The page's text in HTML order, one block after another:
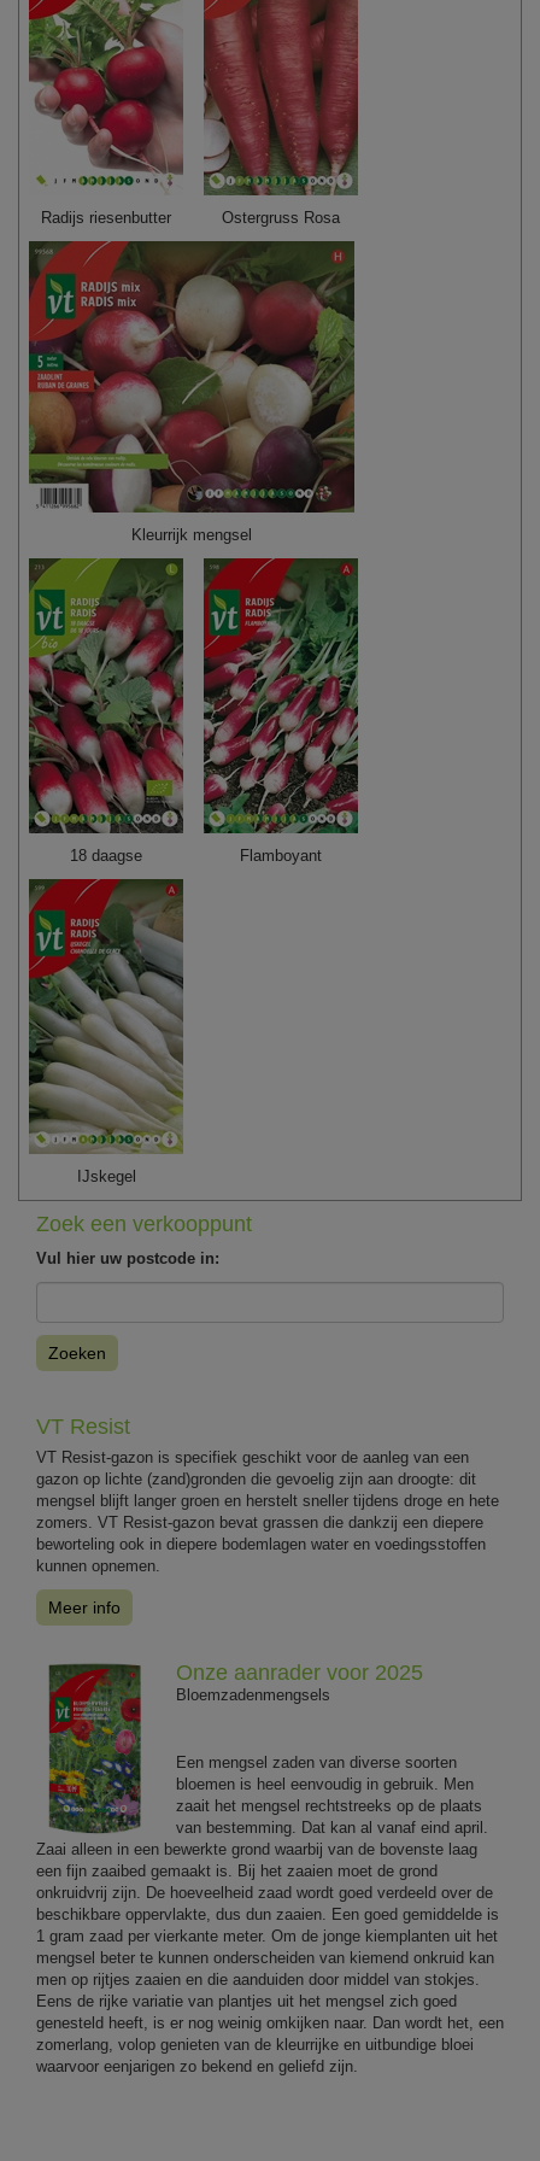
Radijs riesenbutter Ostergruss Rosa
Kleurrijk mengsel
18 daagse Flamboyant
IJskegel
Zoek een verkooppunt
Vul hier uw postcode in:
Zoeken
VT Resist
VT Resist-gazon is specifiek geschikt voor de aanleg van een
gazon op lichte (zand)gronden die gevoelig zijn aan droogte: dit
mengsel blijft langer groen en herstelt sneller tijdens droge en hete
zomers. VT Resist-gazon bevat grassen die dankzij een diepere
beworteling ook in diepere bodemlagen water en voedingsstoffen
kunnen opnemen.
Meer info
Onze aanrader voor 2025
Bloemzadenmengsels
Een mengsel zaden van diverse soorten
bloemen is heel eenvoudig in gebruik. Men
zaait het mengsel rechtstreeks op de plaats
van bestemming. Dat kan al vanaf eind april.
Zaai alleen in een bewerkte grond waarbij van de bovenste laag
een fijn zaaibed gemaakt is. Bij het zaaien moet de grond
onkruidvrij zijn. De hoeveelheid zaad wordt goed verdeeld over de
beschikbare oppervlakte, dus dun zaaien. Een goed gemiddelde is
1 gram zaad per vierkante meter. Om de jonge kiemplanten uit het
mengsel beter te kunnen onderscheiden van kiemend onkruid kan
men op rijtjes zaaien en die aanduiden door middel van stokjes.
Eens de rijke variatie van plantjes uit het mengsel zich goed
genesteld heeft, is er nog weinig omkijken naar. Dan wordt het, een
zomerlang, volop genieten van de kleurrijke en uitbundige bloei
waarvoor eenjarigen zo bekend en geliefd zijn.